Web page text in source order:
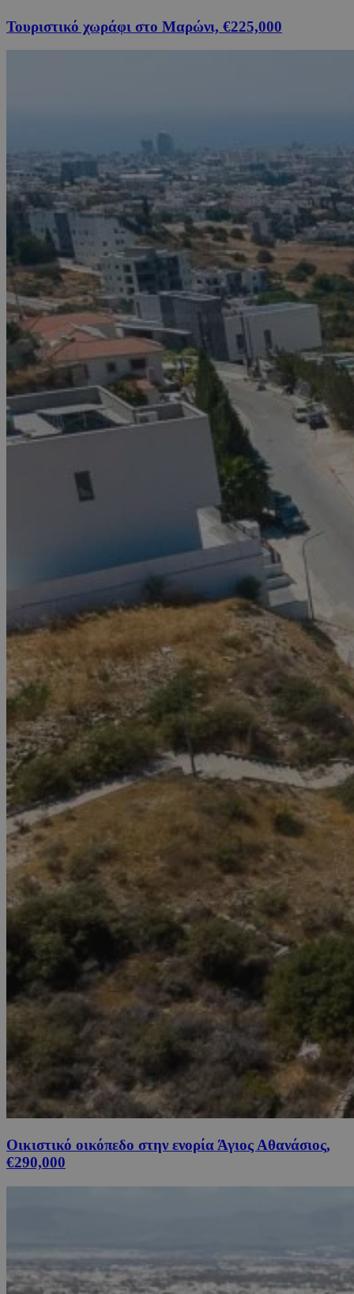
Τουριστικό χωράφι στο Μαρώνι, €225,000
Οικιστικό οικόπεδο στην ενορία Άγιος Αθανάσιος,
€290,000